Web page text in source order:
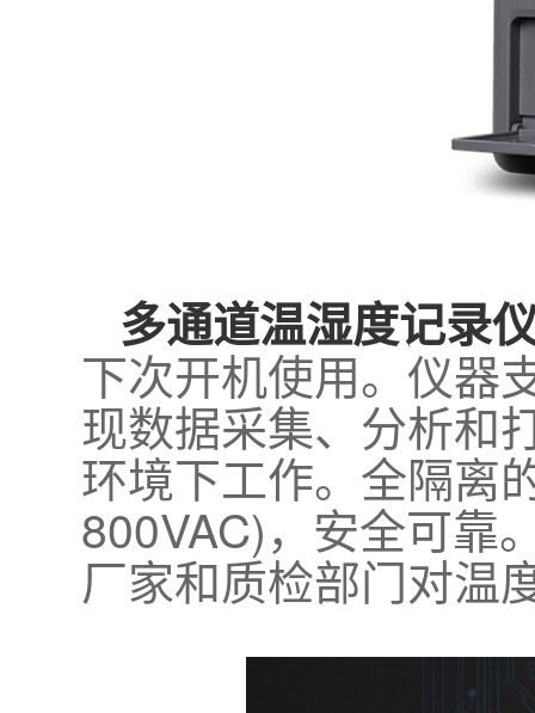
多通道温湿度记录
下次开机使用。仪器
现数据采集、分析和
环境下工作。全隔离
800VAC)，安全可靠
厂家和质检部门对温